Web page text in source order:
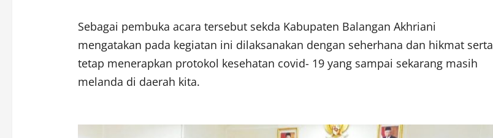
Sebagai pembuka acara tersebut sekda Kabupaten Balangan Akhriani
mengatakan pada kegiatan ini dilaksanakan dengan seherhana dan hikmat serta
tetap menerapkan protokol kesehatan covid- 19 yang sampai sekarang masih
melanda di daerah kita.